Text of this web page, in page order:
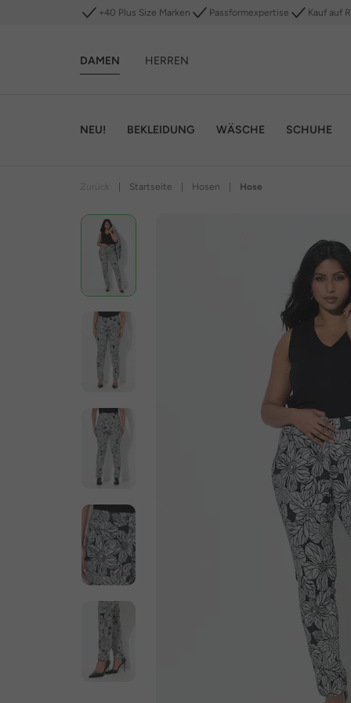
+40 Plus Size Marken Passformexpertise Kauf auf
DAMEN HERREN
NEU! BEKLEIDUNG WÄSCHE SCHUHE
Startseite Hosen Hose